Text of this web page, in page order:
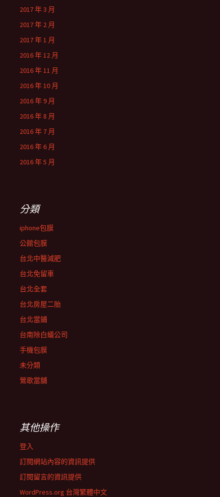
2017 年 3 月
2017 年 2 月
2017 年 1 月
2016 年 12 月
2016 年 11 月
2016 年 10 月
2016 年 9 月
2016 年 8 月
2016 年 7 月
2016 年 6 月
2016 年 5 月
分類
iphone包膜
公館包膜
台北中醫減肥
台北免留車
台北全套
台北房屋二胎
台北當鋪
台南除白蟻公司
手機包膜
未分類
鶯歌當舖
其他操作
登入
訂閱網站內容的資訊提供
訂閱留言的資訊提供
WordPress.org 台灣繁體中文